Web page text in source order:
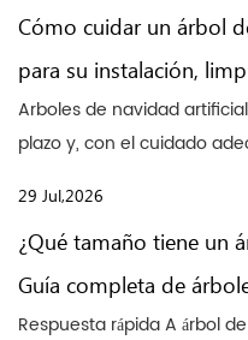
Cómo cuidar un árbol
para su instalación,
Arboles de navidad
plazo y, con el cuidado
29 Jul,2026
¿Qué tamaño tiene un
Guía completa de
Respuesta rápida A árbol